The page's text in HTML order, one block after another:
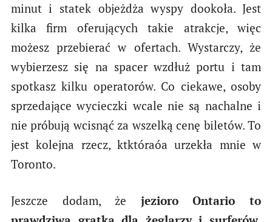
minut i statek objeżdża wyspy dookoła. Jest
kilka firm oferujących takie atrakcje, więc
możesz przebierać w ofertach. Wystarczy, że
wybierzesz się na spacer wzdłuż portu i tam
spotkasz kilku operatorów. Co ciekawe, osoby
sprzedające wycieczki wcale nie są nachalne i
nie próbują wcisnąć za wszelką cenę biletów. To
jest kolejna rzecz, ktktóraóa urzekła mnie w
Toronto.
Jeszcze dodam, że jezioro Ontario to